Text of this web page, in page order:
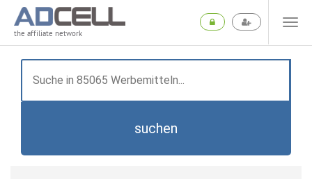
the affiliate network
suchen